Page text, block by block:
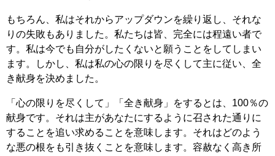
もちろん、私はそれからアップダウンを繰り返し、それな
りの失敗もありました。私たちは皆、完全には程遠い者で
す。私は今でも自分がしたくないと願うことをしてしまい
ます。しかし、私は私の心の限りを尽くして主に従い、全
き献身を決めました。
「心の限りを尽くして」「全き献身」をするとは、100％の
献身です。それは主があなたにするように召された通りに
することを追い求めることを意味します。それはどのよう
な悪の根をも引き抜くことを意味します。容赦なく高き所